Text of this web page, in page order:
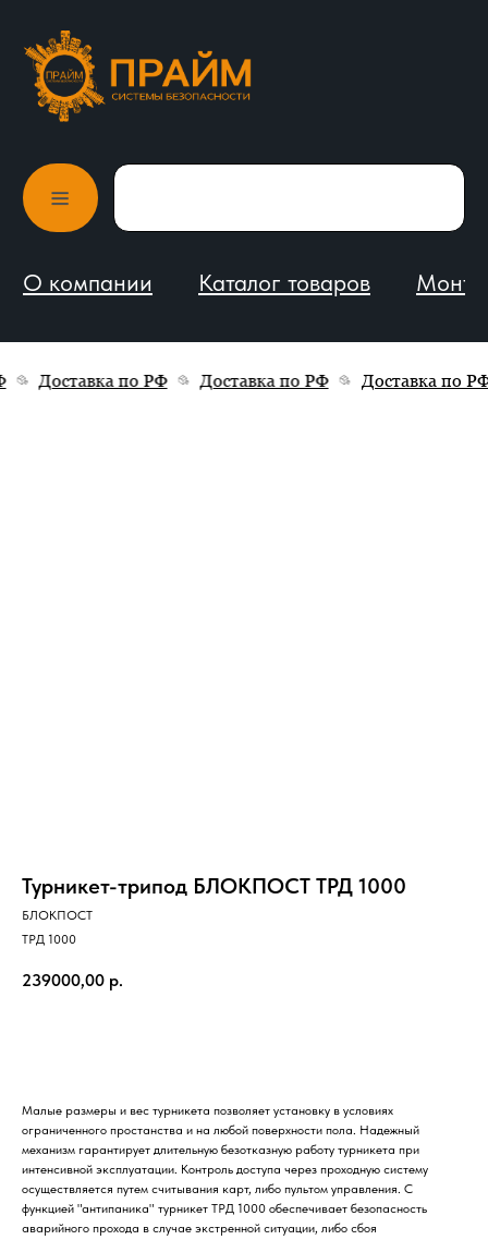
О компании
Доставка по РФ Доставка по РФ Доставка по РФ
Турникет-трипод БЛОКПОСТ ТРД 1000
БЛОКПОСТ
ТРД 1000
239000,00 р.
Малые размеры и вес турникета позволяет установку в условиях
ограниченного простанства и на любой поверхности пола. Надежный
механизм гарантирует длительную безотказную работу турникета при
интенсивной эксплуатации. Контроль доступа через проходную систему
осуществляется путем считывания карт, либо пультом управления. С
функцией "антипаника" турникет ТРД 1000 обеспечивает безопасность
аварийного прохода в случае экстренной ситуации, либо сбоя